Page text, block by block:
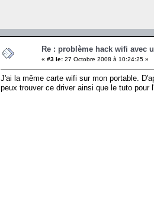
Re : problème hack wifi avec
« #3 le: 27 Octobre 2008 à 10:24:25 »
J'ai la même carte wifi sur mon portable.
peux trouver ce driver ainsi que le tuto